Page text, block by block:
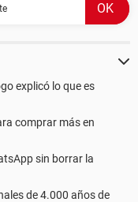
explicó lo que es
comprar más en
sin borrar la
de 4.000 años de